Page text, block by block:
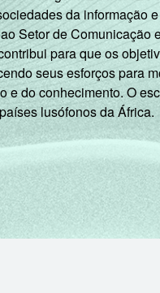
da informação
Setor de Comunicação
para que os
seus esforços para
e do conhecimento. O
lusófonos da África.